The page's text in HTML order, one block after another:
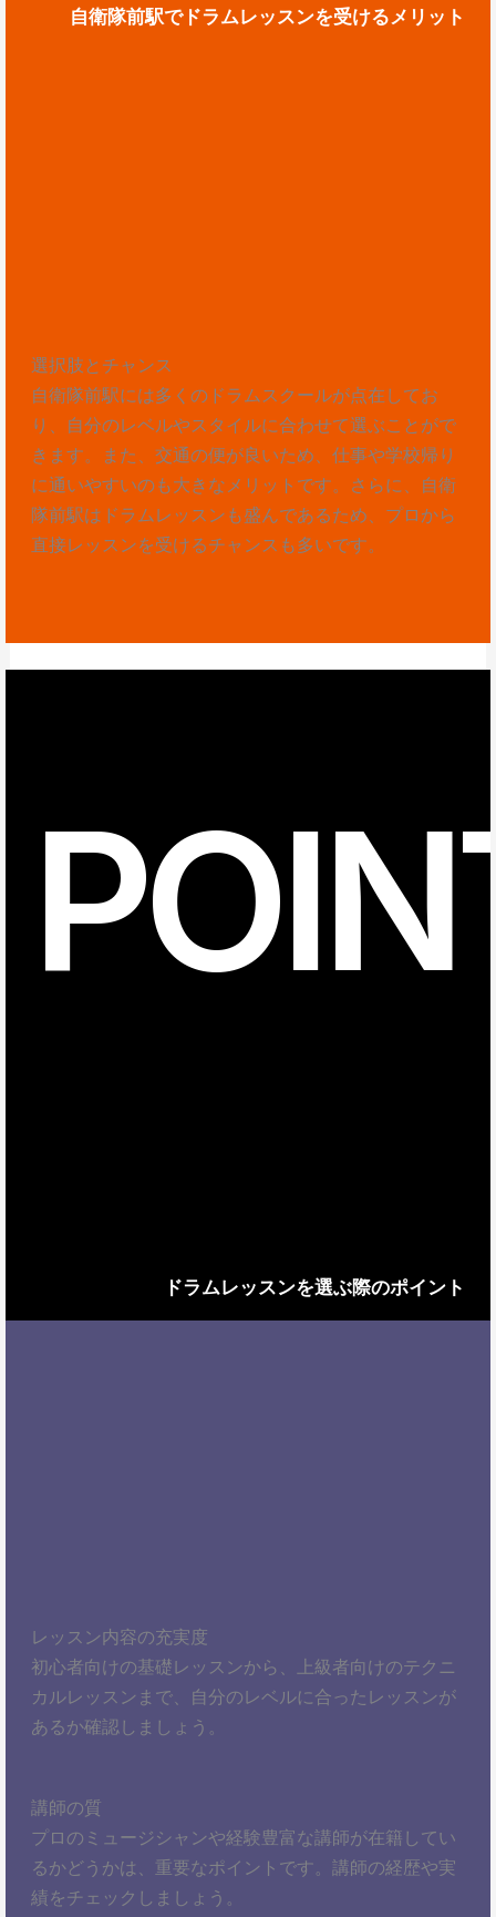
自衛隊前駅でドラムレッスンを受けるメリット
選択肢とチャンス
自衛隊前駅には多くのドラムスクールが点在してお
り、自分のレベルやスタイルに合わせて選ぶことがで
きます。また、交通の便が良いため、仕事や学校帰り
に通いやすいのも大きなメリットです。さらに、自衛
隊前駅はドラムレッスンも盛んであるため、プロから
直接レッスンを受けるチャンスも多いです。
ドラムレッスンを選ぶ際のポイント
レッスン内容の充実度
初心者向けの基礎レッスンから、上級者向けのテクニ
カルレッスンまで、自分のレベルに合ったレッスンが
あるか確認しましょう。
講師の質
プロのミュージシャンや経験豊富な講師が在籍してい
るかどうかは、重要なポイントです。講師の経歴や実
績をチェックしましょう。